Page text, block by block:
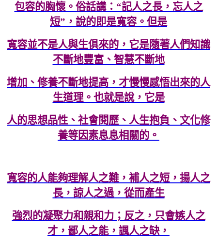
包容的胸懷。俗話講：“記人之長，忘人之
短”，說的即是寬容。但是
寬容並不是人與生俱來的，它是隨著人們知識
不斷地豐富、智慧不斷地
增加、修養不斷地提高，才慢慢感悟出來的人
生道理。也就是說，它是
人的思想品性、社會閱歷、人生抱負、文化修
養等因素息息相關的。
寬容的人能夠理解人之難，補人之短，揚人之
長，諒人之過，從而產生
強烈的凝聚力和親和力；反之，只會嫉人之
才，鄙人之能，諷人之缺，